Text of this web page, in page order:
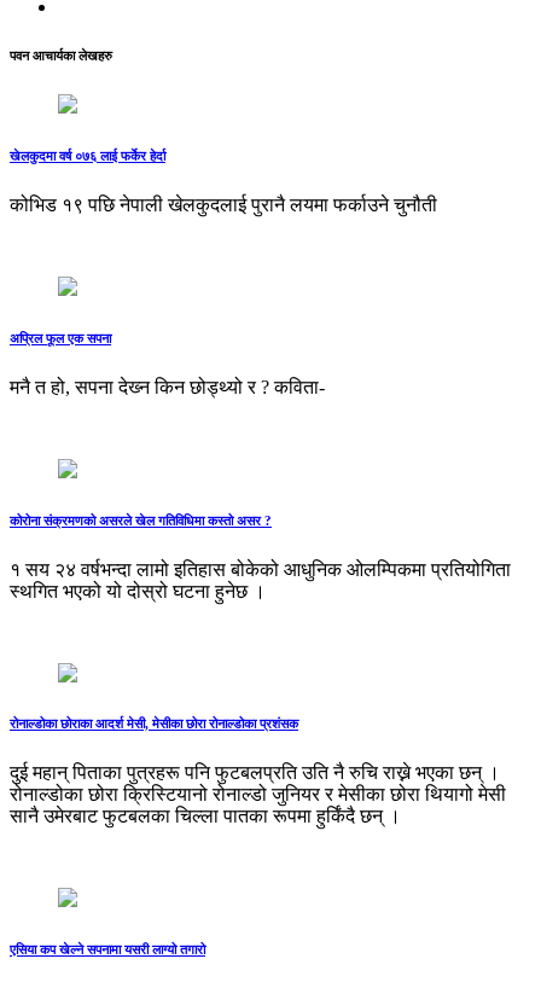
पवन आचार्यका लेखहरु
खेलकुदमा वर्ष ०७६ लाई फर्केर हेर्दा
कोभिड १९ पछि नेपाली खेलकुदलाई पुरानै लयमा फर्काउने चुनौती
अप्रिल फूल एक सपना
मनै त हो, सपना देख्‍न किन छोड्थ्यो र ? कविता-
कोरोना संक्रमणको असरले खेल गतिविधिमा कस्तो असर ?
१ सय २४ वर्षभन्दा लामो इतिहास बोकेको आधुनिक ओलम्पिकमा प्रतियोगिता
स्थगित भएको यो दोस्रो घटना हुनेछ ।
रोनाल्डोका छोराका आदर्श मेसी, मेसीका छोरा रोनाल्डोका प्रशंसक
दुई महान् पिताका पुत्रहरू पनि फुटबलप्रति उति नै रुचि राख्ने भएका छन् ।
रोनाल्डोका छोरा क्रिस्टियानो रोनाल्डो जुनियर र मेसीका छोरा थियागो मेसी
सानै उमेरबाट फुटबलका चिल्ला पातका रूपमा हुर्किंदै छन् ।
एसिया कप खेल्ने सपनामा यसरी लाग्‍यो तगारो